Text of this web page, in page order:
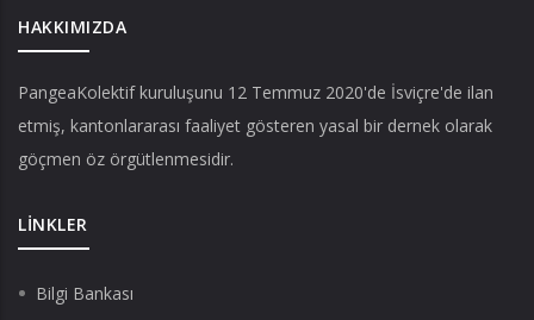
HAKKIMIZDA
PangeaKolektifkuruluşunu 12 Temmuz 2020'de İsviçre'de ilan
etmiş, kantonlararası faaliyet gösteren yasal bir dernek olarak
göçmen öz örgütlenmesidir.
LINKLER
Bilgi Bankası